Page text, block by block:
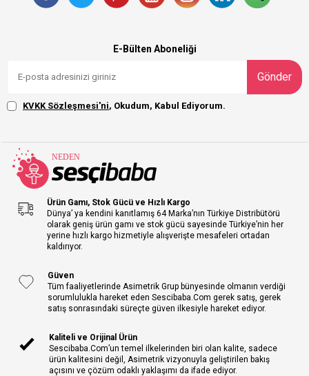
E-Bülten Aboneliği
Gönder
KVKK Sözleşmesi'ni, Okudum, Kabul Ediyorum.
Ürün Gamı, Stok Gücü ve Hızlı Kargo
Dünya’ ya kendini kanıtlamış 64 Marka’nın Türkiye Distribütörü
olarak geniş ürün gamı ve stok gücü sayesinde Türkiye’nin her
yerine hızlı kargo hizmetiyle alışverişte mesafeleri ortadan
kaldırıyor.
Güven
Tüm faaliyetlerinde Asimetrik Grup bünyesinde olmanın verdiği
sorumlulukla hareket eden Sescibaba.Com gerek satış, gerek
satış sonrasındaki süreçte güven ilkesiyle hareket ediyor.
Kaliteli ve Orijinal Ürün
Sescibaba.Com’un temel ilkelerinden biri olan kalite, sadece
ürün kalitesini değil, Asimetrik vizyonuyla geliştirilen bakış
açısını ve çözüm odaklı yaklaşımı da ifade ediyor.